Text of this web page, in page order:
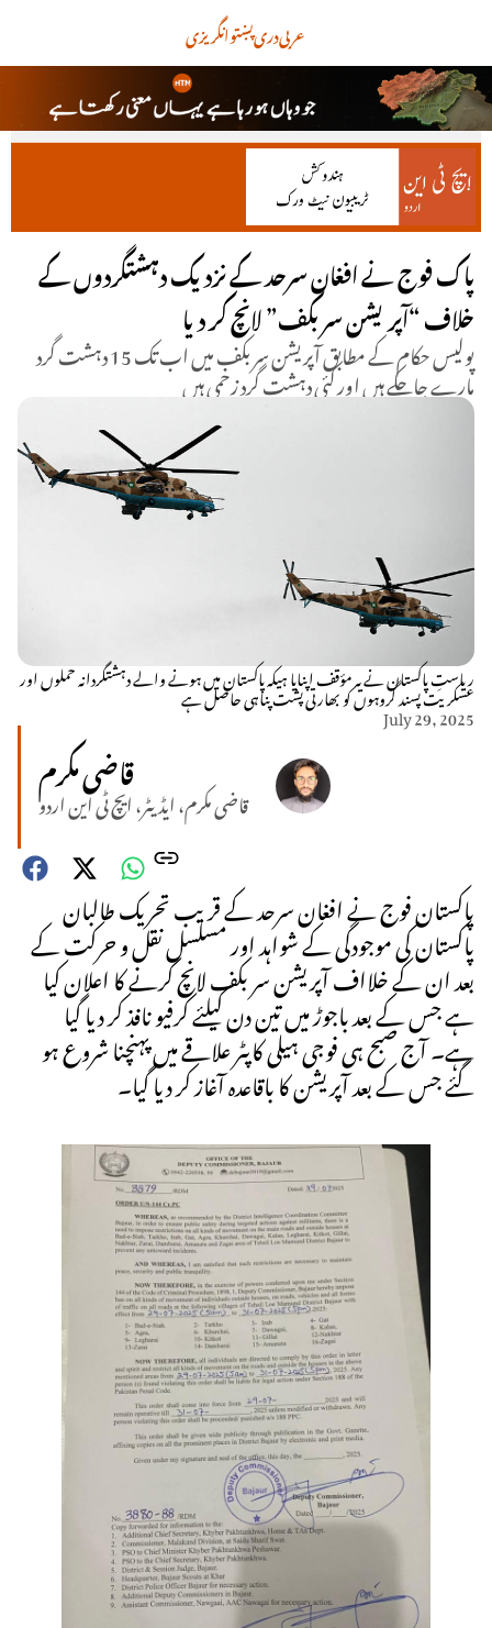
انگریزیپښتودریعربی
پاک فوج نے افغان سرحد کے نزدیک دہشتگردوں کے
خلاف “آپریشن سر بکف” لانچ کر دیا
پولیس حکام کے مطابق آپریشن سر بکف میں اب تک 15 دہشت گرد
مارے جاچکے ہیں اور کئی دہشت گرد زخمی ہیں
ریاستِ پاکستان نے یہ مؤقف اپنایا ہیکہ پاکستان میں ہونے والے دہشتگردانہ حملوں اور
عسکریت پسند گروہوں کو بھارتی پشت پناہی حاصل ہے
July 29, 2025
قاضی مکرم
قاضی مکرم، ایڈیٹر، ایچ ٹی این اردو
پاکستان فوج نے افغان سرحد کے قریب تحریک طالبان
پاکستان کی موجودگی کے شواہد اور مسلسل نقل و حرکت کے
بعد ان کے خلااف آپریشن سر بکف لانچ کرنے کا اعلان کیا
ہے جس کے بعد باجوڑ میں تین دن کیلئے کرفیو نافذ کر دیا گیا
ہے۔ آج صبح ہی فوجی ہیلی کاپٹر علاقے میں پہنچنا شروع ہو
گئے جس کے بعد آپریشن کا باقاعدہ آغاز کر دیا گیا۔